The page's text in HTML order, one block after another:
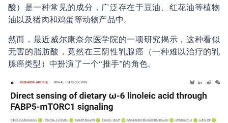
酸）是一种常见的成分，广泛存在于豆油、红花油等植物
油以及猪肉和鸡蛋等动物产品中。
然而，最近威尔康奈尔医学院的一项研究揭示，这种看似
无害的脂肪酸，竟然在三阴性乳腺癌（一种难以治疗的乳
腺癌类型）中扮演了一个“推手”的角色。